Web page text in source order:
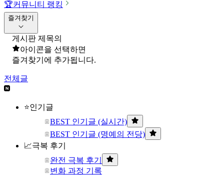
🏆커뮤니티 랭킹
즐겨찾기
게시판 제목의
아이콘을 선택하면
즐겨찾기에 추가됩니다.
전체글
⭐인기글
BEST 인기글 (실시간)
BEST 인기글 (명예의 전당)
📈극복 후기
완전 극복 후기
변화 과정 기록